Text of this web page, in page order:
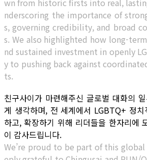
wn from historic firsts into real,
nderscoring the importance of
s, governing credibility, and broad
s. We also highlighted how long-
nd sustained investment in openly
y to pushing back against
ts.
친구사이가 마련해주신 글로벌 대화의
게 생각하며, 전 세계에서 LGBTQ+ 정
하고, 확장하기 위해 리더들을 한자리에
이 감사드립니다.
We’re proud to be part of this